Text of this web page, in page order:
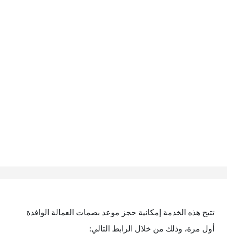
تتيح هذه الخدمة إمكانية حجز موعد بصمات العمالة الوافدة
أول مرة، وذلك من خلال الرابط التالي: